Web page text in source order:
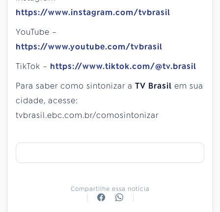
https://www.instagram.com/tvbrasil
YouTube –
https://www.youtube.com/tvbrasil
TikTok – https://www.tiktok.com/@tv.brasil
Para saber como sintonizar a TV Brasil em sua
cidade, acesse:
tvbrasil.ebc.com.br/comosintonizar
Compartilhe essa notícia